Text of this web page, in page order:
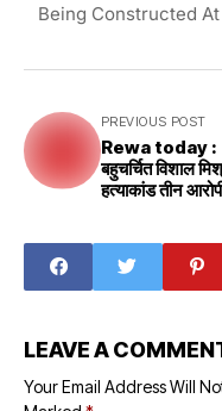
Being Constructed
PREVIOUS POST
Rewa today :
बहुचर्चित विशाल
हत्याकांड तीन
LEAVE A
Your Email Address Will